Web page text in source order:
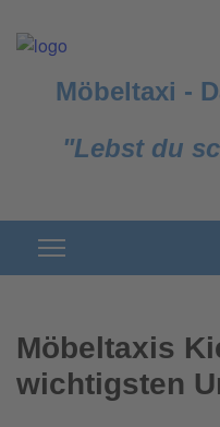
Möbeltaxi -
"Lebst du
Möbeltaxis
wichtigsten